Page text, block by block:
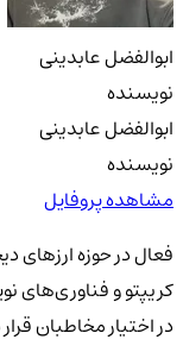
ابوالفضل عابدینی
نویسنده
ابوالفضل عابدینی
نویسنده
مشاهده پروفایل
فعال در حوزه ارزهای
کریپتو و فناوری‌های
در اختیار مخاطبان